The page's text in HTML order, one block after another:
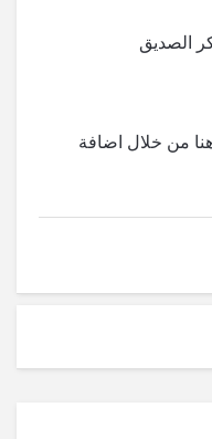
الصديق
من خلال اضافة